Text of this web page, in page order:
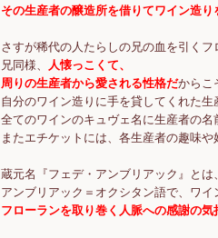
その生産者の醸造所を借りてワイン造り
さすが稀代の人たらしの兄の血を引くフ
兄同様、
人懐っこくて、
周りの生産者から愛される性格だからこ
自分のワイン造りに手を貸してくれた生
全てのワインのキュヴェ名に生産者の名
またエチケットには、各生産者の趣味や
蔵元名『フェデ・アンブリアック』とは
アンブリアック＝オクシタン語で、ワ
フローランを取り巻く人脈への感謝の